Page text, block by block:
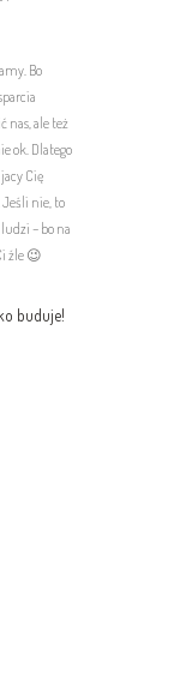
Bo
nas, ale też
ok. Dlatego
Cię
nie, to
– bo na
źle 😉
buduje!